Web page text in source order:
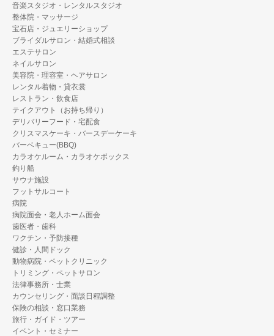
音楽スタジオ・レンタルスタジオ
整体院・マッサージ
宝石店・ジュエリーショップ
ブライダルサロン・結婚式相談
エステサロン
ネイルサロン
美容院・理容室・ヘアサロン
レンタル着物・貸衣裳
レストラン・飲食店
テイクアウト（お持ち帰り）
デリバリーフード・宅配食
クリスマスケーキ・バースデーケーキ
バーベキュー(BBQ)
カラオケルーム・カラオケボックス
釣り船
サウナ施設
フットサルコート
病院
病院面会・老人ホーム面会
歯医者・歯科
ワクチン・予防接種
健診・人間ドック
動物病院・ペットクリニック
トリミング・ペットサロン
法律事務所・士業
カウンセリング・面談日程調整
保険の相談・窓口業務
旅行・ガイド・ツアー
イベント・セミナー